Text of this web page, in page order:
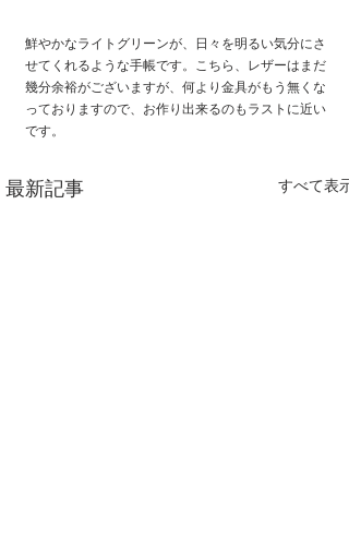
鮮やかなライトグリーンが、日々を明るい気分にさ
せてくれるような手帳です。こちら、レザーはまだ
幾分余裕がございますが、何より金具がもう無くな
っておりますので、お作り出来るのもラストに近い
です。
最新記事 すべて表示